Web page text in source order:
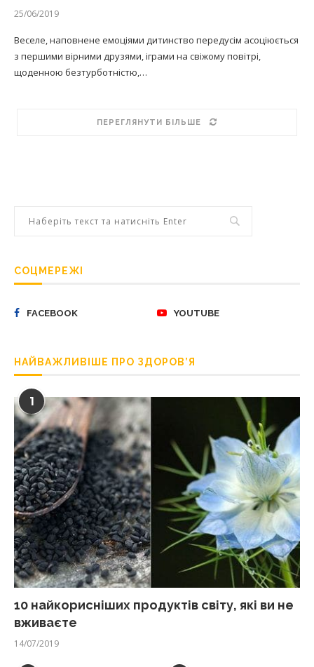
25/06/2019
Веселе, наповнене емоціями дитинство передусім асоціюється
з першими вірними друзями, іграми на свіжому повітрі,
щоденною безтурботністю,…
ПЕРЕГЛЯНУТИ БІЛЬШЕ
СОЦМЕРЕЖІ
FACEBOOK YOUTUBE
НАЙВАЖЛИВІШЕ ПРО ЗДОРОВ’Я
1
10 найкорисніших продуктів світу, які ви не
вживаєте
14/07/2019